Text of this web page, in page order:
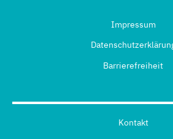
Impressum
Barrierefreiheit
Kontakt